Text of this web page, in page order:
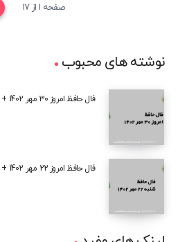
صفحه 1 از 17
نوشته های محبوب
فال حافظ امروز 30 مهر 1402 + با صدای دلنشین فریدون فرح‌اندوز
فال حافظ امروز 22 مهر 1402 + با صدای دلنشین فریدون فرح‌اندوز